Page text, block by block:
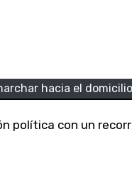
hacia el